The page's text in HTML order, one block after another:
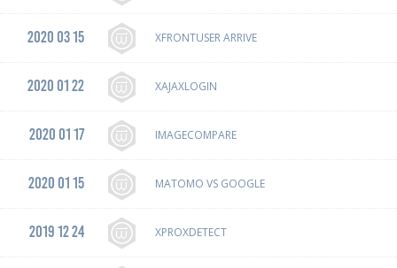
2020 03 15 XFRONTUSER ARRIVE
2020 01 22 XAJAXLOGIN
2020 01 17 IMAGECOMPARE
2020 01 15 MATOMO VS GOOGLE
2019 12 24 XPROXDETECT